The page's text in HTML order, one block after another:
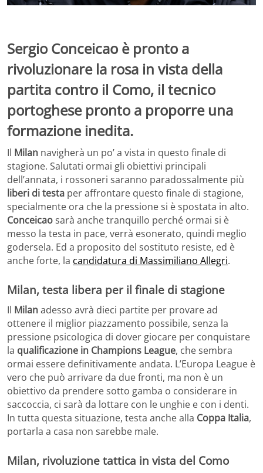
Sergio Conceicao è pronto a
rivoluzionare la rosa in vista della
partita contro il Como, il tecnico
portoghese pronto a proporre una
formazione inedita.
Il Milan navigherà un po’ a vista in questo finale di
stagione. Salutati ormai gli obiettivi principali
dell’annata, i rossoneri saranno paradossalmente più
liberi di testa per affrontare questo finale di stagione,
specialmente ora che la pressione si è spostata in alto.
Conceicaosarà anche tranquillo perché ormai si è
messo la testa in pace, verrà esonerato, quindi meglio
godersela. Ed a proposito del sostituto resiste, ed è
anche forte, la candidatura di Massimiliano Allegri.
Milan, testa libera per il finale di stagione
Il Milanadesso avrà dieci partite per provare ad
ottenere il miglior piazzamento possibile, senza la
pressione psicologica di dover giocare per conquistare
la qualificazione in Champions League, che sembra
ormai essere definitivamente andata. L’Europa League è
vero che può arrivare da due fronti, ma non è un
obiettivo da prendere sotto gamba o considerare in
saccoccia, ci sarà da lottare con le unghie e con i denti.
In tutta questa situazione, testa anche alla Coppa Italia,
portarla a casa non sarebbe male.
Milan, rivoluzione tattica in vista del Como